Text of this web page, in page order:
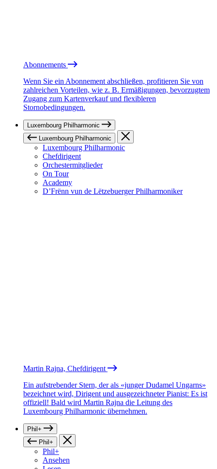
Abonnements
Wenn Sie ein Abonnement abschließen, profitieren Sie von
zahlreichen Vorteilen, wie z. B. Ermäßigungen, bevorzugtem
Zugang zum Kartenverkauf und flexibleren
Stornobedingungen.
Luxembourg Philharmonic
Luxembourg Philharmonic
Luxembourg Philharmonic
Chefdirigent
Orchestermitglieder
On Tour
Academy
D’Frënn vun de Lëtzebuerger Philharmoniker
Martin Rajna, Chefdirigent
Ein aufstrebender Stern, der als «junger Dudamel Ungarns»
bezeichnet wird, Dirigent und ausgezeichneter Pianist: Es ist
offiziell! Bald wird Martin Rajna die Leitung des
Luxembourg Philharmonic übernehmen.
Phil+
Phil+
Phil+
Ansehen